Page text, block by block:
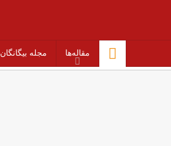
مقاله‌ها مجله بیگانگان